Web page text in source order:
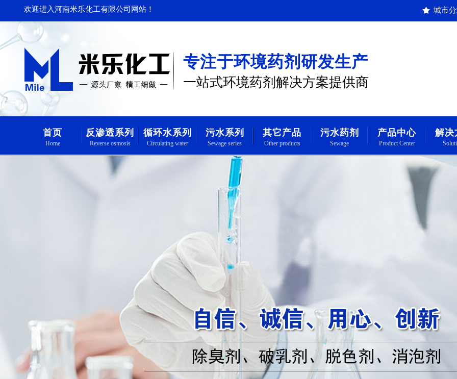
欢迎进入河南米乐化工有限公司网站！ 城市
专注于环境药剂研发生产
一站式环境药剂解决方案提供商
首页
Home
反渗透系列
Reverse osmosis
循环水系列
Circulating water
污水系列
Sewage series
其它产品
Other products
污水药剂
Sewage
产品中心
Product Center
解决